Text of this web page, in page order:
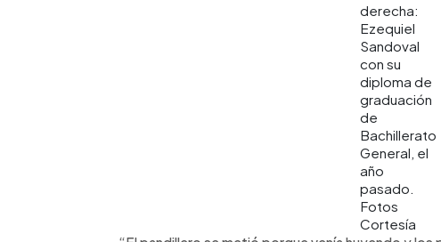
derecha:
Ezequiel
Sandoval
con su
diploma de
graduación
de
Bachillerato
General, el
año
pasado.
Fotos
Cortesía